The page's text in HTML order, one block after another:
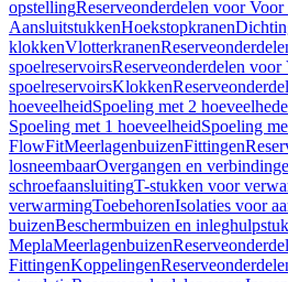
opstellingReserveonderdelen voor
AansluitstukkenHoekstopkranen
klokkenVlotterkranen
spoelreservoirsReserveonderdelen
spoelreservoirsKlokken
hoeveelheidSpoeling met 2
Spoeling met 1 hoeveelheidSpoeling
FlowFitMeerlagenbuizenFittingen
losneembaarOvergangen en
schroefaansluitingT-stukken voor
verwarmingToebehorenIsolaties voor
buizenBeschermbuizen en
MeplaMeerlagenbuizen
FittingenKoppelingen